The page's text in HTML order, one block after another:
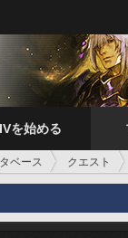
を始める
ベース クエスト